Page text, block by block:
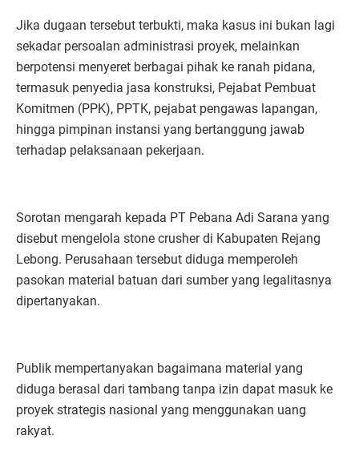
Jika dugaan tersebut terbukti, maka kasus ini bukan lagi
sekadar persoalan administrasi proyek, melainkan
berpotensi menyeret berbagai pihak ke ranah pidana,
termasuk penyedia jasa konstruksi, Pejabat Pembuat
Komitmen (PPK), PPTK, pejabat pengawas lapangan,
hingga pimpinan instansi yang bertanggung jawab
terhadap pelaksanaan pekerjaan.
Sorotan mengarah kepada PT Pebana Adi Sarana yang
disebut mengelola stone crusher di Kabupaten Rejang
Lebong. Perusahaan tersebut diduga memperoleh
pasokan material batuan dari sumber yang legalitasnya
dipertanyakan.
Publik mempertanyakan bagaimana material yang
diduga berasal dari tambang tanpa izin dapat masuk ke
proyek strategis nasional yang menggunakan uang
rakyat.